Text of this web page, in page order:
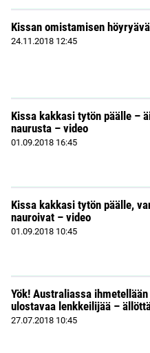
Kissan omistamisen
24.11.2018 12:45
Kissa kakkasi tytön päälle –
naurusta – video
01.09.2018 16:45
Kissa kakkasi tytön päälle,
nauroivat – video
01.09.2018 10:45
Yök! Australiassa
ulostavaa lenkkeilijää –
27.07.2018 10:45